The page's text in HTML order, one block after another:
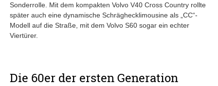
Sonderrolle. Mit dem kompakten Volvo V40 Cross Country rollte
später auch eine dynamische Schräghecklimousine als „CC“-
Modell auf die Straße, mit dem Volvo S60 sogar ein echter
Viertürer.
Die 60er der ersten Generation